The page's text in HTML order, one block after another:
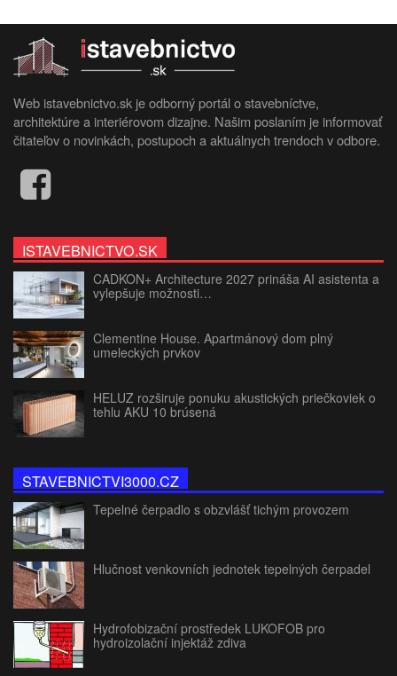
Web istavebnictvo.sk je odborný portál o stavebníctve,
architektúre a interiérovom dizajne. Našim poslaním je informovať
čitateľov o novinkách, postupoch a aktuálnych trendoch v odbore.
ISTAVEBNICTVO.SK
CADKON+ Architecture 2027 prináša AI asistenta a
vylepšuje možnosti…
Clementine House. Apartmánový dom plný
umeleckých prvkov
HELUZ rozširuje ponuku akustických priečkoviek o
tehlu AKU 10 brúsená
STAVEBNICTVI3000.CZ
Tepelné čerpadlo s obzvlášť tichým provozem
Hlučnost venkovních jednotek tepelných čerpadel
Hydrofobizační prostředek LUKOFOB pro
hydroizolační injektáž zdiva